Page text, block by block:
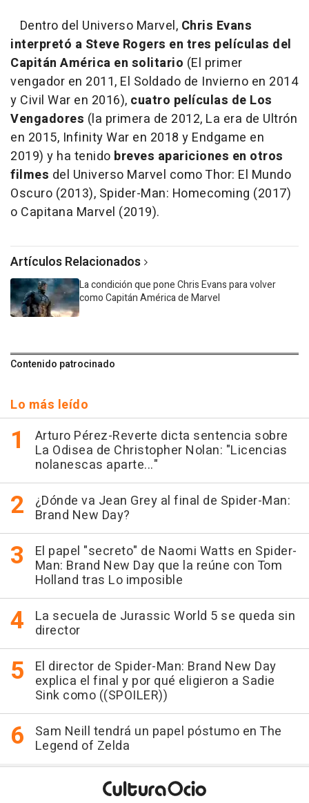
Dentro del Universo Marvel, Chris Evans
interpretó a Steve Rogers en tres películas del
Capitán América en solitario (El primer
vengador en 2011, El Soldado de Invierno en 2014
y Civil War en 2016), cuatro películas de Los
Vengadores (la primera de 2012, La era de Ultrón
en 2015, Infinity War en 2018 y Endgame en
2019) y ha tenido breves apariciones en otros
filmes del Universo Marvel como Thor: El Mundo
Oscuro (2013), Spider-Man: Homecoming (2017)
o Capitana Marvel (2019).
Artículos Relacionados
La condición que pone Chris Evans para volver
como Capitán América de Marvel
Contenido patrocinado
Lo más leído
Arturo Pérez-Reverte dicta sentencia sobre
La Odisea de Christopher Nolan: "Licencias
nolanescas aparte..."
¿Dónde va Jean Grey al final de Spider-Man:
Brand New Day?
El papel "secreto" de Naomi Watts en Spider-
Man: Brand New Day que la reúne con Tom
Holland tras Lo imposible
La secuela de Jurassic World 5 se queda sin
director
El director de Spider-Man: Brand New Day
explica el final y por qué eligieron a Sadie
Sink como ((SPOILER))
Sam Neill tendrá un papel póstumo en The
Legend of Zelda